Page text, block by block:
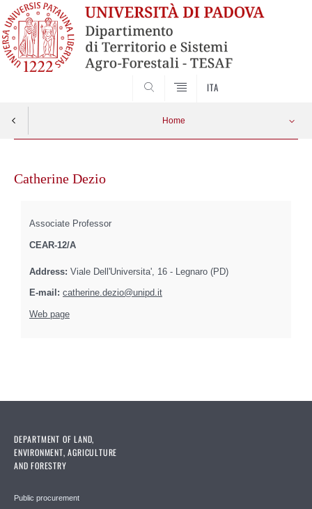
ITA
Home
contentCatherine Dezio
Associate Professor
CEAR-12/A
Address: Viale Dell'Universita', 16 - Legnaro (PD)
E-mail: catherine.dezio@unipd.it
Web page
DEPARTMENT OF LAND,
ENVIRONMENT, AGRICULTURE
AND FORESTRY
Public procurement